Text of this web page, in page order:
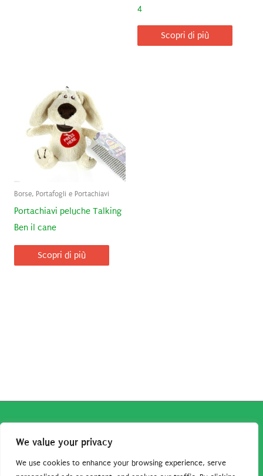
We value your privacy
We use cookies to enhance your browsing experience, serve
4
Scopri di più
Borse, Portafogli e Portachiavi
Portachiavi peluche Talking
Ben il cane
Scopri di più
associato Amazon percepisce dei ricavi da acquisti idonei.
Tutti i guadagni sono direttamente reinvestiti in questo sito